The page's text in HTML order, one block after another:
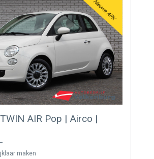
AIR Pop | Airco |
maken